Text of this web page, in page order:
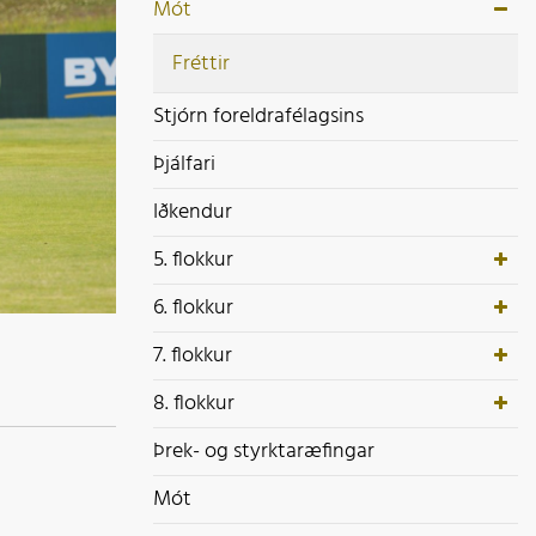
Mót
Fréttir
Stjórn foreldrafélagsins
Þjálfari
Iðkendur
5. flokkur
6. flokkur
7. flokkur
8. flokkur
Þrek- og styrktaræfingar
Mót